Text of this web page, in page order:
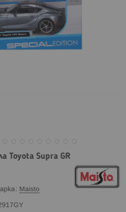
Toyota Supra GR
Maisto